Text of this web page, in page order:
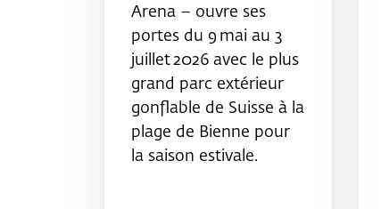
Arena – ouvre ses
portes du 9 mai au 3
juillet 2026 avec le plus
grand parc extérieur
gonflable de Suisse à la
plage de Bienne pour
la saison estivale.